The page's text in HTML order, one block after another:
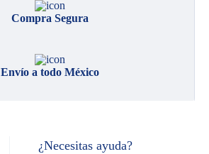
Compra Segura
Envío a todo México
¿Necesitas ayuda?